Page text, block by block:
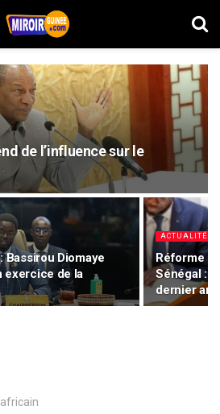
de l’influence sur le
Bassirou Diomaye
exercice de la
ACTUALITÉS
Réforme
Sénégal :
dernier